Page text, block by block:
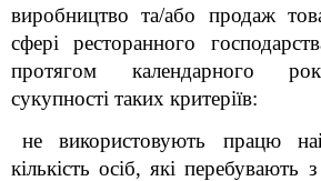
виробництво та/або продаж
сфері ресторанного
протягом календарного
сукупності таких критеріїв:
не використовують працю
кількість осіб, які